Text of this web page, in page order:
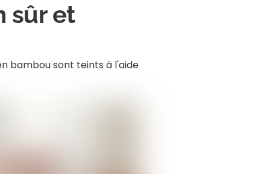
sûr et
bambou sont teints à l'aide